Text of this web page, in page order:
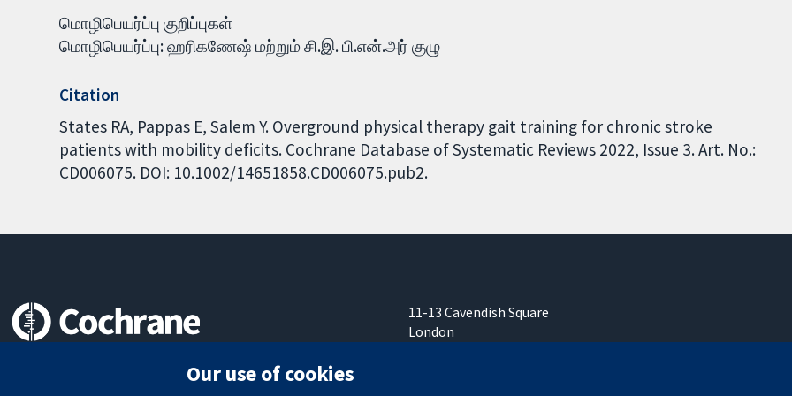
மொழிபெயர்ப்பு குறிப்புகள்
மொழிபெயர்ப்பு: ஹரிகணேஷ் மற்றும் சி.இ. பி.என்.அர் குழு
Citation
States RA, Pappas E, Salem Y. Overground physical therapy gait training for chronic stroke
patients with mobility deficits. Cochrane Database of Systematic Reviews 2022, Issue 3. Art. No.:
CD006075. DOI: 10.1002/14651858.CD006075.pub2.
11-13 Cavendish Square
London
Our use of cookies